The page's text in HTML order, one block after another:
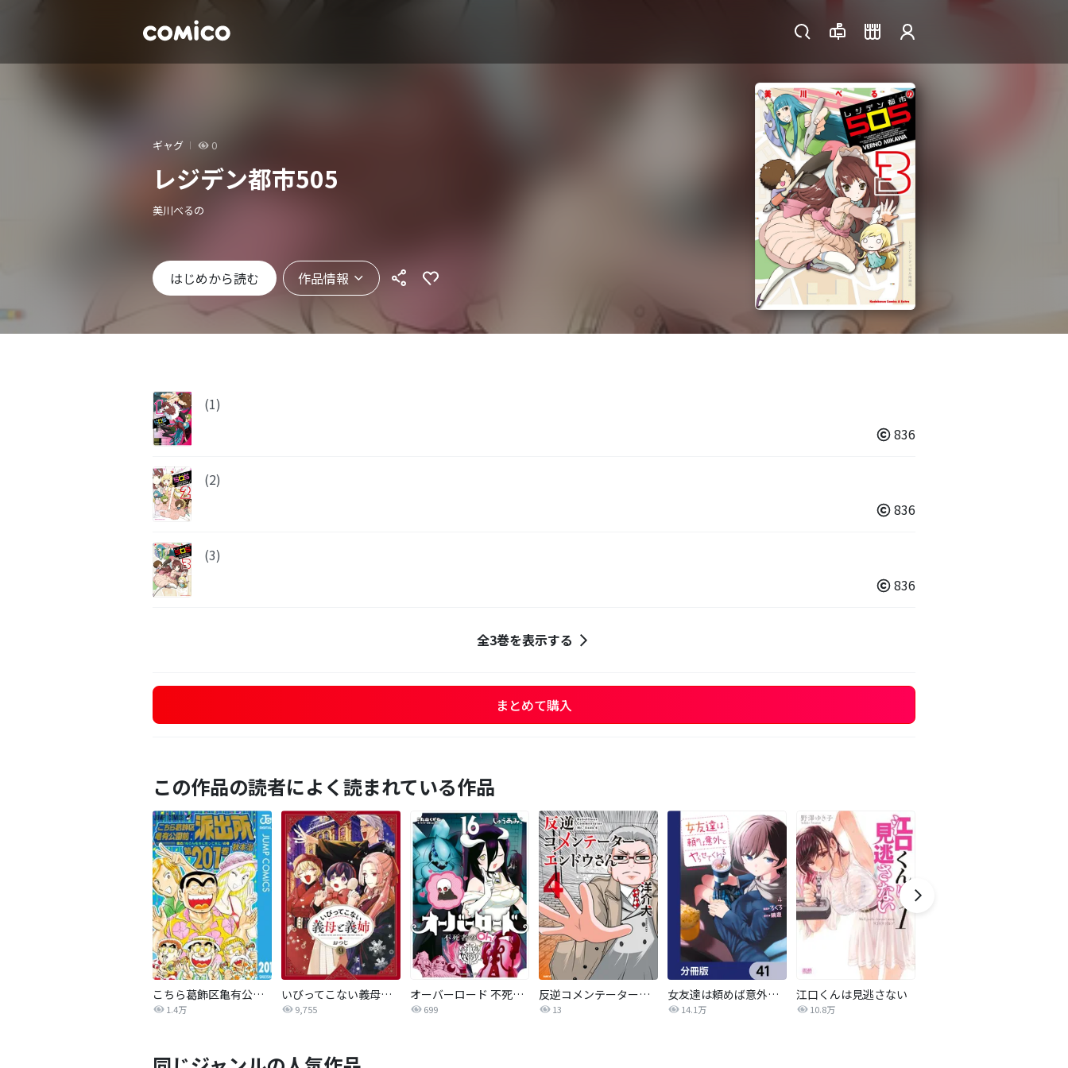
ギャグ 0
レジデン都市505
美川べるの
はじめから読む 作品情報
(1)
836
(2)
836
(3)
836
全3巻を表示する
まとめて購入
この作品の読者によく読まれている作品
こちら葛飾区亀有公園前派出所
1.4万
いびってこない義母と義姉
9,755
オーバーロード 不死者のOh!
699
反逆コメンテーターエンドウさん
13
女友達は頼めば意外とヤらせてくれる【分冊版】
14.1万
江口くんは見逃さない
10.8万